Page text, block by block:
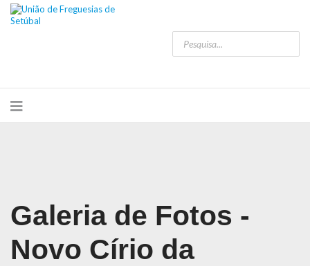
Galeria de Fotos -
Novo Círio da